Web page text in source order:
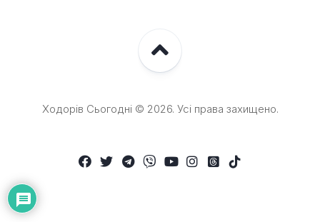
Ходорів Сьогодні © 2026. Усі права захищено.